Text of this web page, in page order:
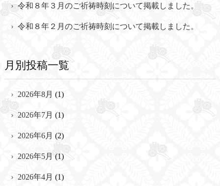
令和８年３月のご祈祷時刻について掲載しました。
令和８年２月のご祈祷時刻について掲載しました。
月別投稿一覧
2026年8月 (1)
2026年7月 (1)
2026年6月 (2)
2026年5月 (1)
2026年4月 (1)